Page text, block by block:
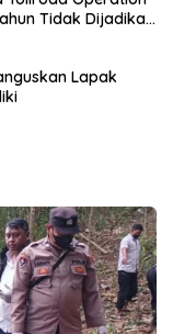
Tidak Dijadikan
Lapak